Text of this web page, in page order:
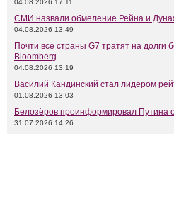
04.08.2026 17:11
СМИ назвали обмеление Рейна и
04.08.2026 13:49
Почти все страны G7 тратят на
Bloomberg
04.08.2026 13:19
Василий Кандинский стал лидером
01.08.2026 13:03
Белозёров проинформировал Путина
31.07.2026 14:26